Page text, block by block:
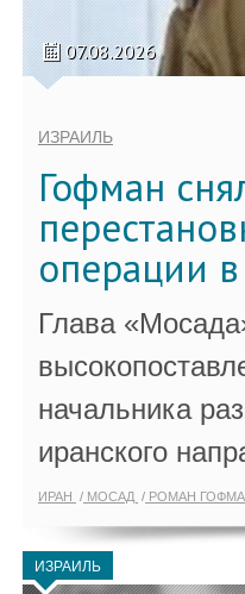
07.08.2026
ИЗРАИЛЬ
Гофман
операции
Глава
начальника
иранского
ИРАН МОСАД РОМАН
ИЗРАИЛЬ